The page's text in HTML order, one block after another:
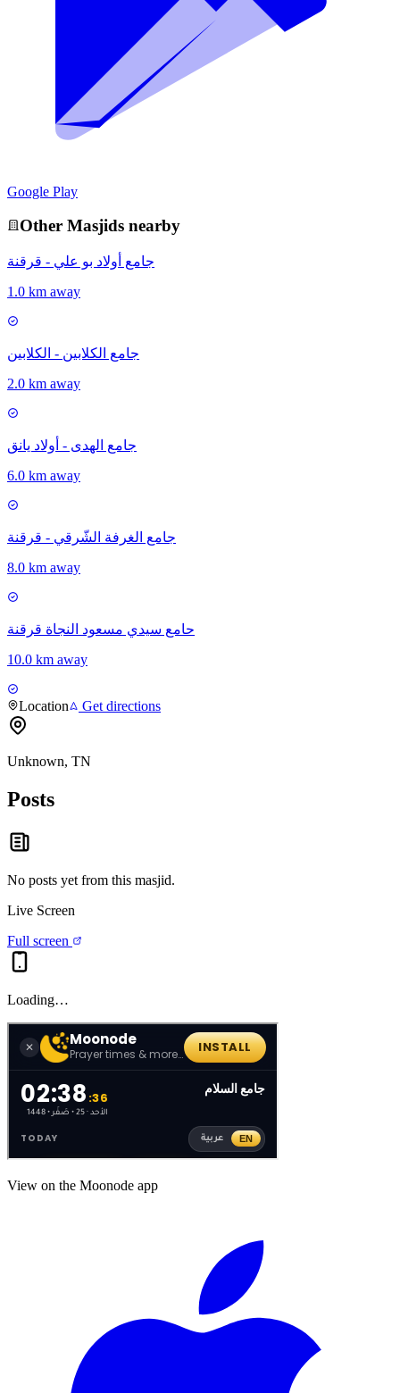
Google Play
Other Masjids nearby
جامع أولاد بو علي - قرقنة
1.0 km away
جامع الكلابين - الكلابين
2.0 km away
جامع الهدى - أولاد يانق
6.0 km away
جامع الغرفة الشّرقي - قرقنة
8.0 km away
حامع سيدي مسعود النجاة قرقنة
10.0 km away
Location Get directions
Unknown, TN
Posts
No posts yet from this masjid.
Live Screen
Full screen
Loading…
View on the Moonode app